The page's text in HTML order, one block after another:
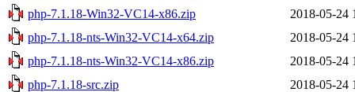
php-7.1.18-Win32-VC14-x86.zip
2018-05-24
php-7.1.18-nts-Win32-VC14-x64.zip
2018-05-24
php-7.1.18-nts-Win32-VC14-x86.zip
2018-05-24
php-7.1.18-src.zip
2018-05-24